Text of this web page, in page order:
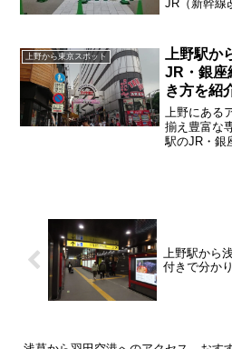
JR（新幹線
変化します
上野から東京スポット
上野駅か
JR・銀座
き方を紹
上野にある
揃え豊富な
駅のJR・銀
上野駅から
付きで分か